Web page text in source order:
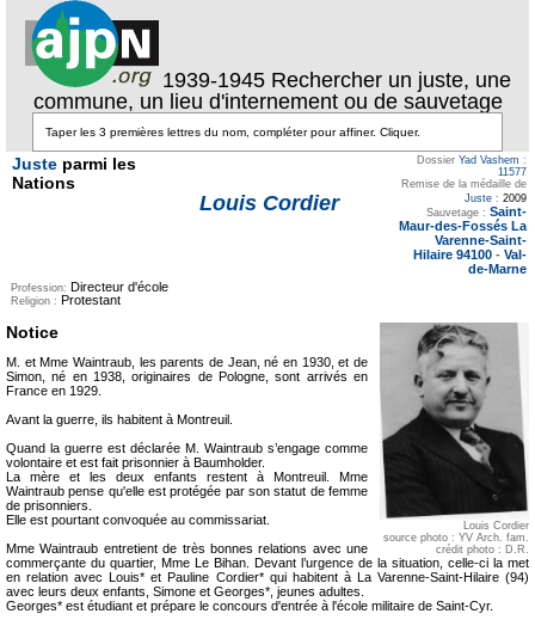
1939-1945 Rechercher un juste, une
commune, un lieu d'internement ou de sauvetage
Juste parmi les
Nations
Louis Cordier
Dossier Yad Vashem :
11577
Remise de la médaille de
Juste : 2009
Sauvetage : Saint-
Maur-des-Fossés La
Varenne-Saint-
Hilaire 94100 - Val-
de-Marne
Profession: Directeur d'école
Religion : Protestant
Louis Cordier
source photo : YV Arch. fam.
crédit photo : D.R.
Notice
M. et Mme Waintraub, les parents de Jean, né en 1930, et de
Simon, né en 1938, originaires de Pologne, sont arrivés en
France en 1929.
Avant la guerre, ils habitent à Montreuil.
Quand la guerre est déclarée M. Waintraub s’engage comme
volontaire et est fait prisonnier à Baumholder.
La mère et les deux enfants restent à Montreuil. Mme
Waintraub pense qu'elle est protégée par son statut de femme
de prisonniers.
Elle est pourtant convoquée au commissariat.
Mme Waintraub entretient de très bonnes relations avec une
commerçante du quartier, Mme Le Bihan. Devant l’urgence de la situation, celle-ci la met
en relation avec Louis* et Pauline Cordier* qui habitent à La Varenne-Saint-Hilaire (94)
avec leurs deux enfants, Simone et Georges*, jeunes adultes.
Georges* est étudiant et prépare le concours d'entrée à l'école militaire de Saint-Cyr.